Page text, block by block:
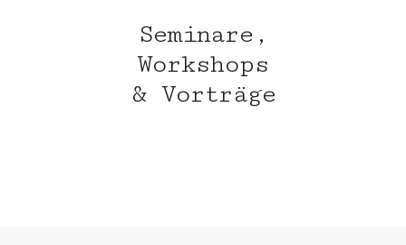
Seminare,
Workshops
& Vorträge